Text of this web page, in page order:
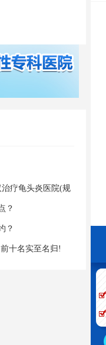
疗龟头炎医院(规
？
？
十名实至名归!